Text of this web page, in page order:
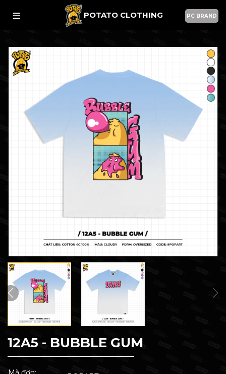
POTATO CLOTHING PC BRAND
12A5 - BUBBLE GUM